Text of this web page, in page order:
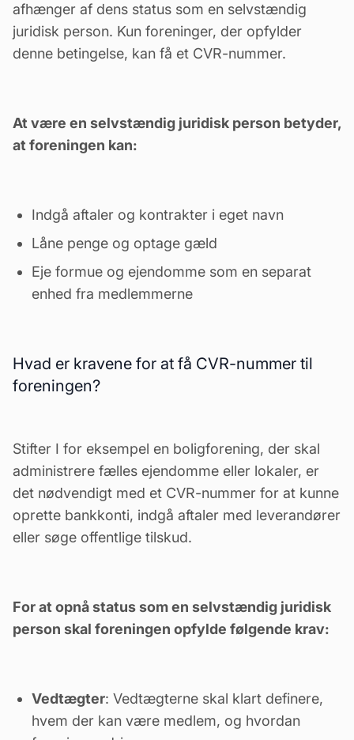
afhænger af dens status som en selvstændig
juridisk person. Kun foreninger, der opfylder
denne betingelse, kan få et CVR-nummer.
At være en selvstændig juridisk person betyder,
at foreningen kan:
Indgå aftaler og kontrakter i eget navn
Låne penge og optage gæld
Eje formue og ejendomme som en separat
enhed fra medlemmerne
Hvad er kravene for at få CVR-nummer til
foreningen?
Stifter I for eksempel en boligforening, der skal
administrere fælles ejendomme eller lokaler, er
det nødvendigt med et CVR-nummer for at kunne
oprette bankkonti, indgå aftaler med leverandører
eller søge offentlige tilskud.
For at opnå status som en selvstændig juridisk
person skal foreningen opfylde følgende krav:
Vedtægter: Vedtægterne skal klart definere,
hvem der kan være medlem, og hvordan